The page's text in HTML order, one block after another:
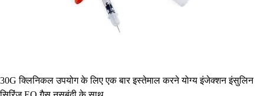
30G क्लिनिकल उपयोग के लिए एक बार इस्तेमाल करने योग्य इंजेक्शन इंसुलिन